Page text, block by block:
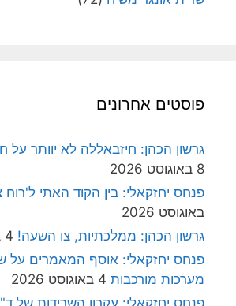
פוסטים אחרונים
גרשון הכהן: חיזבאללה לא יוותר על
8 באוגוסט 2026
פנחס יחזקאלי: בין הקוד האתי
באוגוסט 2026
גרשון הכהן: ממלכתיות, צו השעה! 4 באוגוסט 2026
פנחס יחזקאלי: אוסף המאמרים על
מערכות מורכבות 4 באוגוסט 2026